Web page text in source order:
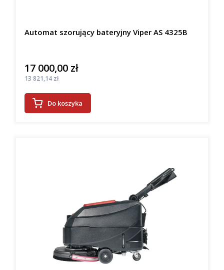
Automat szorujący bateryjny Viper AS 4325B
Cena
17 000,00 zł
Cena
13 821,14 zł
Do koszyka